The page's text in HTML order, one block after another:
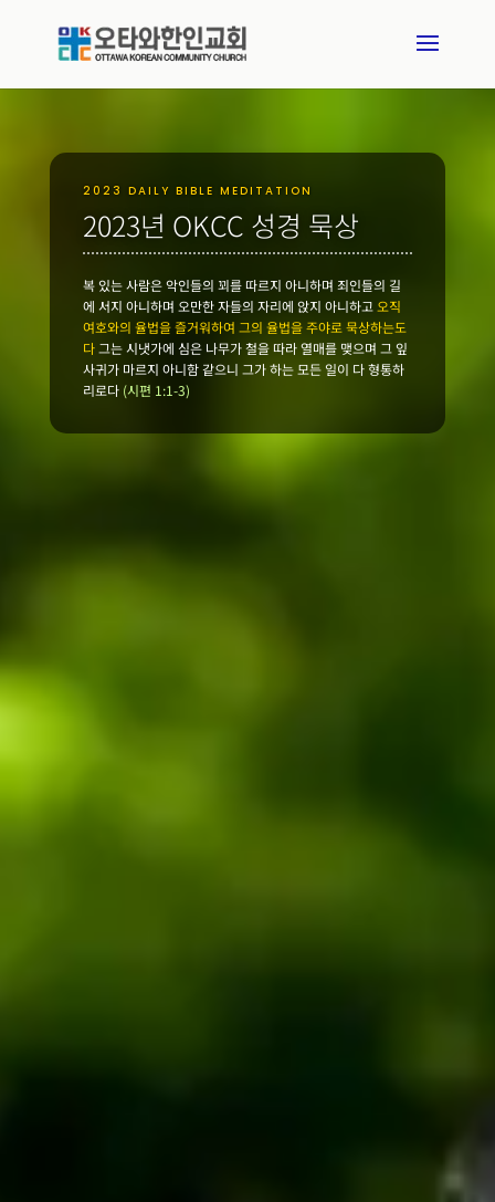
2023 DAILY BIBLE MEDITATION
2023년 OKCC 성경 묵상
복 있는 사람은 악인들의 꾀를 따르지 아니하며 죄인들의 길
에 서지 아니하며 오만한 자들의 자리에 앉지 아니하고오직
여호와의 율법을 즐거워하여 그의 율법을 주야로 묵상하는도
다그는 시냇가에 심은 나무가 철을 따라 열매를 맺으며 그 잎
사귀가 마르지 아니함 같으니 그가 하는 모든 일이 다 형통하
리로다 (시편 1:1-3)